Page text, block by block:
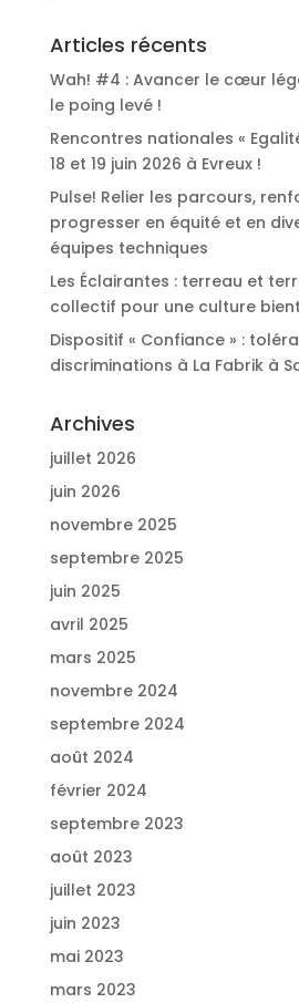
Articles récents
Wah! #4 : Avancer le cœur
le poing levé !
Rencontres nationales «
18 et 19 juin 2026 à Evreux !
Pulse! Relier les parcours,
progresser en équité et en
équipes techniques
Les Éclairantes : terreau et
collectif pour une culture
Dispositif « Confiance » :
discriminations à La Fabrik à
Archives
juillet 2026
juin 2026
novembre 2025
septembre 2025
juin 2025
avril 2025
mars 2025
novembre 2024
septembre 2024
août 2024
février 2024
septembre 2023
août 2023
juillet 2023
juin 2023
mai 2023
mars 2023